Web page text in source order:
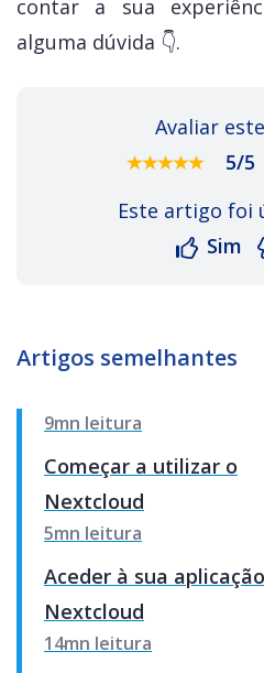
contar a sua
alguma dúvida 👇.
Avaliar
5/5
Este artigo foi
Sim
Artigos semelhantes
9mn leitura
Começar a utilizar o
Nextcloud
5mn leitura
Aceder à sua
Nextcloud
14mn leitura